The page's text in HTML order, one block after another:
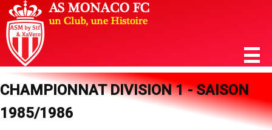
CHAMPIONNAT DIVISION 1 - SAISON
1985/1986